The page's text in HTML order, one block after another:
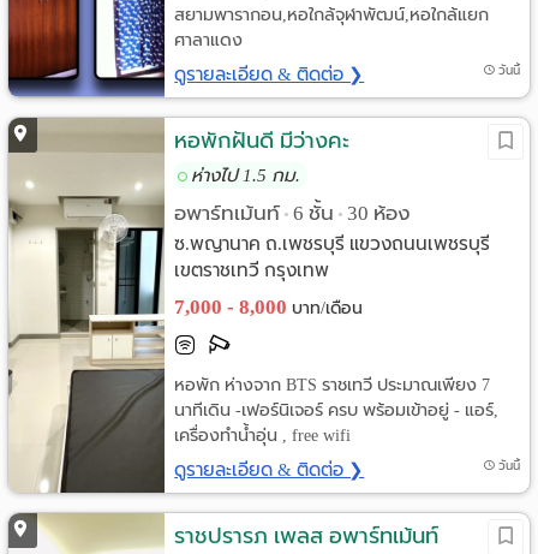
สยามพารากอน,หอใกล้จุฬาพัฒน์,หอใกล้แยก
ศาลาแดง
ดูรายละเอียด & ติดต่อ ❯ วันนี้
หอพักฝันดี มีว่างคะ
ห่างไป 1.5 กม.
อพาร์ทเม้นท์ • 6 ชั้น • 30 ห้อง
ซ.พญานาค ถ.เพชรบุรี แขวงถนนเพชรบุรี
เขตราชเทวี กรุงเทพ
7,000 - 8,000 บาท/เดือน
หอพัก ห่างจาก BTS ราชเทวี ประมาณเพียง 7
นาทีเดิน -เฟอร์นิเจอร์ ครบ พร้อมเข้าอยู่ - แอร์,
เครื่องทำน้ำอุ่น , free wifi
ดูรายละเอียด & ติดต่อ ❯ วันนี้
ราชปรารภ เพลส อพาร์ทเม้นท์